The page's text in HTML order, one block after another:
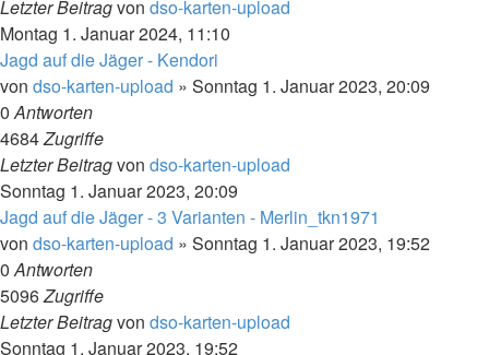
Letzter Beitragvon dso-karten-upload
Montag 1. Januar 2024, 11:10
Jagd auf die Jäger - Kendori
von dso-karten-upload » Sonntag 1. Januar 2023, 20:09
0Antworten
4684Zugriffe
Letzter Beitragvon dso-karten-upload
Sonntag 1. Januar 2023, 20:09
Jagd auf die Jäger - 3 Varianten - Merlin_tkn1971
von dso-karten-upload » Sonntag 1. Januar 2023, 19:52
0Antworten
5096Zugriffe
Letzter Beitragvon dso-karten-upload
Sonntag 1. Januar 2023, 19:52